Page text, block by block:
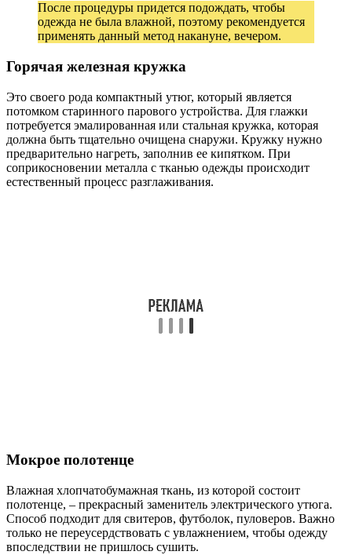
После процедуры придется подождать, чтобы
одежда не была влажной, поэтому рекомендуется
применять данный метод накануне, вечером.
Горячая железная кружка
Это своего рода компактный утюг, который является
потомком старинного парового устройства. Для глажки
потребуется эмалированная или стальная кружка, которая
должна быть тщательно очищена снаружи. Кружку нужно
предварительно нагреть, заполнив ее кипятком. При
соприкосновении металла с тканью одежды происходит
естественный процесс разглаживания.
Мокрое полотенце
Влажная хлопчатобумажная ткань, из которой состоит
полотенце, – прекрасный заменитель электрического утюга.
Способ подходит для свитеров, футболок, пуловеров. Важно
только не переусердствовать с увлажнением, чтобы одежду
впоследствии не пришлось сушить.